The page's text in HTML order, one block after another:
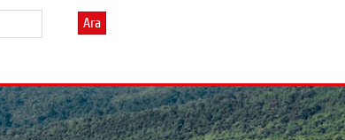
Ara